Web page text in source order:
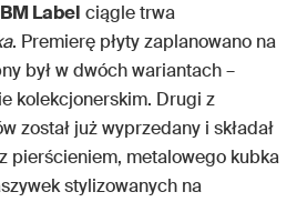
Label ciągle trwa
. Premierę płyty zaplanowano na
był w dwóch wariantach –
kolekcjonerskim. Drugi z
został już wyprzedany i składał
z pierścieniem, metalowego kubka
stylizowanych na